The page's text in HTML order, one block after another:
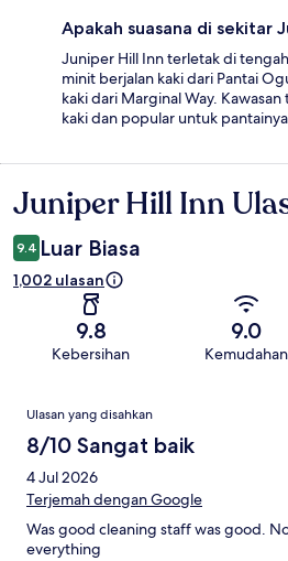
Apakah suasana di sekitar
Juniper Hill Inn terletak di
minit berjalan kaki dari Pantai
kaki dari Marginal Way.
kaki dan popular untuk
Ulasan
Juniper Hill Inn
9.4 Luar Biasa
1,002 ulasan
9.8
Kebersihan
9.0
Kemudahan
Ulasan
Ulasan yang disahkan
8/10 Sangat baik
4 Jul 2026
Terjemah dengan Google
Was good cleaning staff was good.
everything